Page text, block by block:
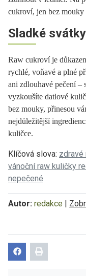
cukroví, jen bez mouky
Sladké
Raw cukroví je
rychlé, voňavé a plné
ani zdlouhavé pečení –
vyzkoušíte datlové
bez mouky, přinesou
nejdůležitější
kuličce.
Klíčová slova: zdravé
vánoční raw kuličky
nepečené
Autor: redakce |